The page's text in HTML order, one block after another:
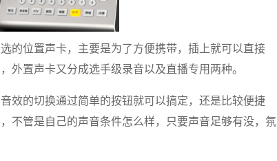
的位置声卡，主要是为了方便携带，插上就可以直接
外置声卡又分成选手级录音以及直播专用两种。
效的切换通过简单的按钮就可以搞定，还是比较便捷
不管是自己的声音条件怎么样，只要声音足够有没，氛